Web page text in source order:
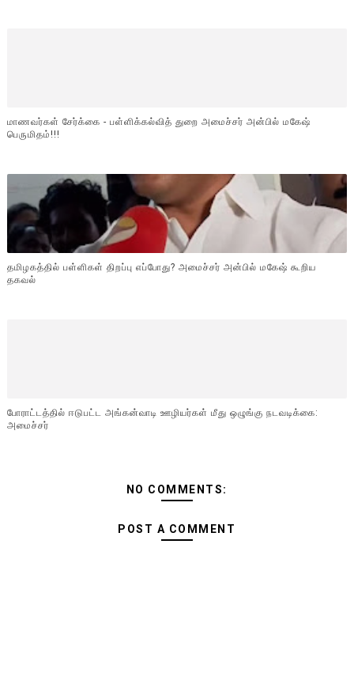
மாணவர்கள் சேர்க்கை - பள்ளிக்கல்வித் துறை அமைச்சர் அன்பில் மகேஷ்
பெருமிதம்!!!
தமிழகத்தில் பள்ளிகள் திறப்பு எப்போது? அமைச்சர் அன்பில் மகேஷ் கூறிய
தகவல்
போராட்டத்தில் ஈடுபட்ட அங்கன்வாடி ஊழியர்கள் மீது ஒழுங்கு நடவடிக்கை:
அமைச்சர்
NO COMMENTS:
POST A COMMENT